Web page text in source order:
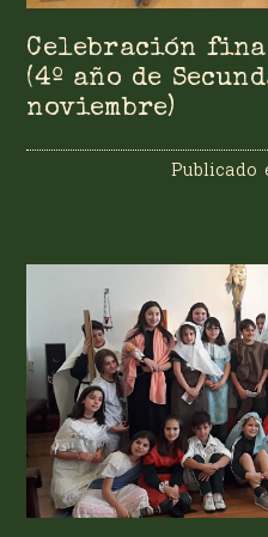
Celebración
(4º año de
noviembre)
Publicado